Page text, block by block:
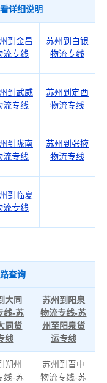
详细说明
到金昌
流专线
苏州到白银
物流专线
到武威
流专线
苏州到定西
物流专线
到陇南
流专线
苏州到张掖
物流专线
到临夏
流专线
查询
大同
线-苏
同货
线
苏州到阳泉
物流专线-苏
州至阳泉货
运专线
朔州
线-苏
苏州到晋中
物流专线-苏